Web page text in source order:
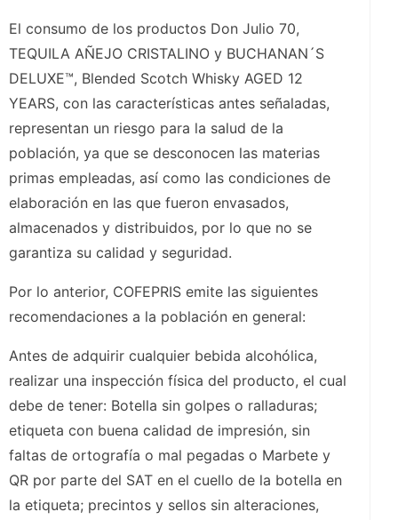
El consumo de los productos Don Julio 70,
TEQUILA AÑEJO CRISTALINO y BUCHANAN´S
DELUXE™, Blended Scotch Whisky AGED 12
YEARS, con las características antes señaladas,
representan un riesgo para la salud de la
población, ya que se desconocen las materias
primas empleadas, así como las condiciones de
elaboración en las que fueron envasados,
almacenados y distribuidos, por lo que no se
garantiza su calidad y seguridad.
Por lo anterior, COFEPRIS emite las siguientes
recomendaciones a la población en general:
Antes de adquirir cualquier bebida alcohólica,
realizar una inspección física del producto, el cual
debe de tener: Botella sin golpes o ralladuras;
etiqueta con buena calidad de impresión, sin
faltas de ortografía o mal pegadas o Marbete y
QR por parte del SAT en el cuello de la botella en
la etiqueta; precintos y sellos sin alteraciones,